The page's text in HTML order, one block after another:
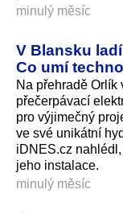
minulý měsíc
V Blansku
Co umí
Na přehradě Orlík
přečerpávací
pro výjimečný
ve své unikátní
iDNES.cz
jeho instalace.
minulý měsíc